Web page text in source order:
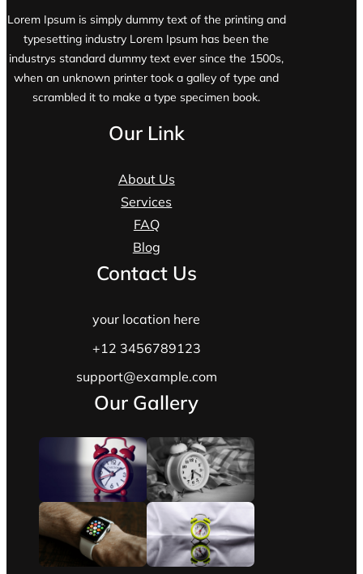
Lorem Ipsum is simply dummy text of the printing and
typesetting industry Lorem Ipsum has been the
industrys standard dummy text ever since the 1500s,
when an unknown printer took a galley of type and
scrambled it to make a type specimen book.
Our Link
About Us
Services
FAQ
Blog
Contact Us
your location here
+12 3456789123
support@example.com
Our Gallery